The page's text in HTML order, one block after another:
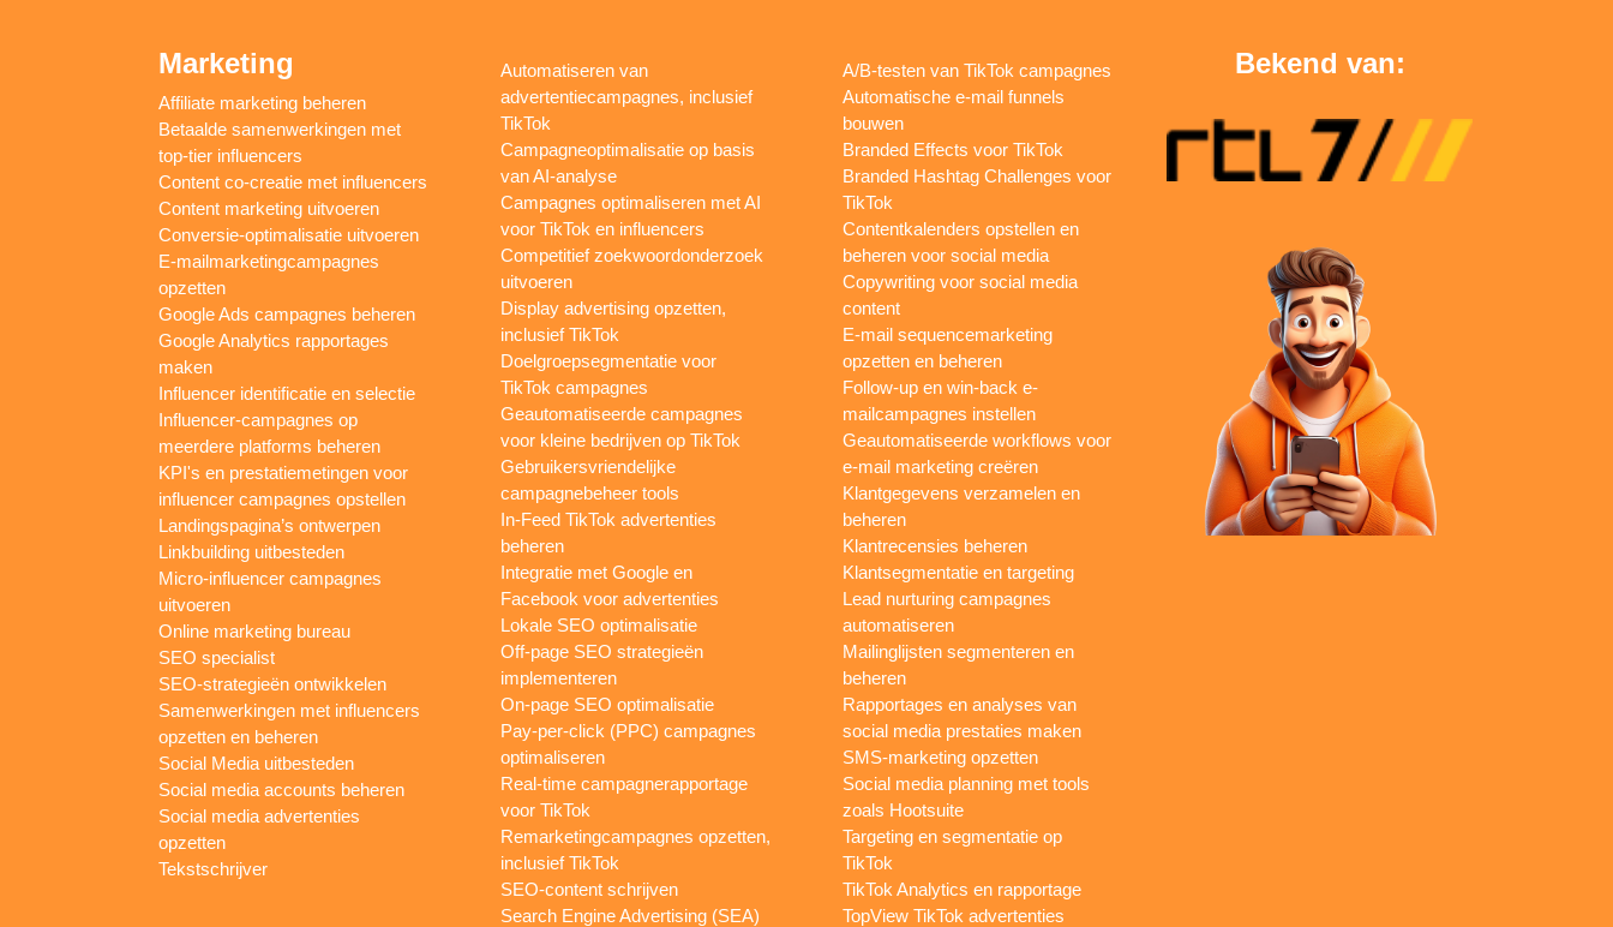
Marketing
Affiliate marketing beheren
Betaalde samenwerkingen met
top-tier influencers
Content co-creatie met influencers
Content marketing uitvoeren
Conversie-optimalisatie uitvoeren
E-mailmarketingcampagnes
opzetten
Google Ads campagnes beheren
Google Analytics rapportages
maken
Influencer identificatie en selectie
Influencer-campagnes op
meerdere platforms beheren
KPI's en prestatiemetingen voor
influencer campagnes opstellen
Landingspagina’s ontwerpen
Linkbuilding uitbesteden
Micro-influencer campagnes
uitvoeren
Online marketing bureau
SEO specialist
SEO-strategieën ontwikkelen
Samenwerkingen met influencers
opzetten en beheren
Social Media uitbesteden
Social media accounts beheren
Social media advertenties
opzetten
Tekstschrijver
Automatiseren van
advertentiecampagnes, inclusief
TikTok
Campagneoptimalisatie op basis
van AI-analyse
Campagnes optimaliseren met AI
voor TikTok en influencers
Competitief zoekwoordonderzoek
uitvoeren
Display advertising opzetten,
inclusief TikTok
Doelgroepsegmentatie voor
TikTok campagnes
Geautomatiseerde campagnes
voor kleine bedrijven op TikTok
Gebruikersvriendelijke
campagnebeheer tools
In-Feed TikTok advertenties
beheren
Integratie met Google en
Facebook voor advertenties
Lokale SEO optimalisatie
Off-page SEO strategieën
implementeren
On-page SEO optimalisatie
Pay-per-click (PPC) campagnes
optimaliseren
Real-time campagnerapportage
voor TikTok
Remarketingcampagnes opzetten,
inclusief TikTok
SEO-content schrijven
Search Engine Advertising (SEA)
A/B-testen van TikTok campagnes
Automatische e-mail funnels
bouwen
Branded Effects voor TikTok
Branded Hashtag Challenges voor
TikTok
Contentkalenders opstellen en
beheren voor social media
Copywriting voor social media
content
E-mail sequencemarketing
opzetten en beheren
Follow-up en win-back e-
mailcampagnes instellen
Geautomatiseerde workflows voor
e-mail marketing creëren
Klantgegevens verzamelen en
beheren
Klantrecensies beheren
Klantsegmentatie en targeting
Lead nurturing campagnes
automatiseren
Mailinglijsten segmenteren en
beheren
Rapportages en analyses van
social media prestaties maken
SMS-marketing opzetten
Social media planning met tools
zoals Hootsuite
Targeting en segmentatie op
TikTok
TikTok Analytics en rapportage
TopView TikTok advertenties
Bekend van: